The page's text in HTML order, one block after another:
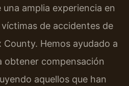
amplia experiencia en
de accidentes de
Hemos ayudado a
obtener compensación
aquellos que han